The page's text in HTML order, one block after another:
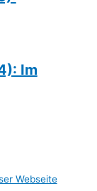
Im
Webseite